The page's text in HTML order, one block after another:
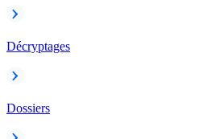
Décryptages
Dossiers